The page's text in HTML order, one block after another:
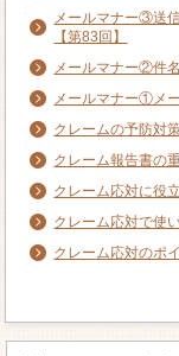
メールマナー③送
【第83回】
メールマナー②件
メールマナー①メ
クレームの予防対
クレーム報告書の
クレーム応対に役
クレーム応対で使
クレーム応対のポ